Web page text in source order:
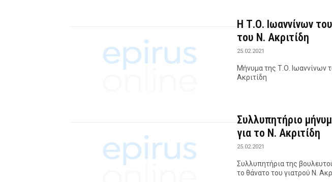
H Τ.Ο. Ιωαννίνων
του Ν. Ακριτίδη
25.02.2021
Μήνυμα της Τ.Ο. Ιωαννίνων
Ακριτίδη
Συλλυπητήριο
για το Ν. Ακριτίδη
25.02.2021
Συλλυπητήρια της
το θάνατο του γιατρού Ν.